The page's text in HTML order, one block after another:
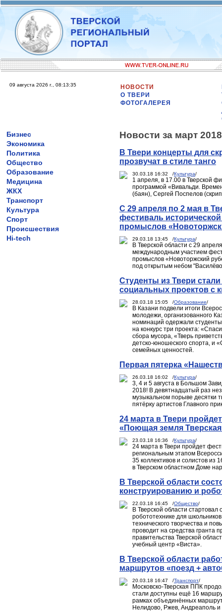
09 августа 2026 г., 08:13:35
НОВОСТИ
О ТВЕРИ
ФОТОГАЛЕРЕЯ
Бизнес
Экономика
Политика
Общество
Образование
Медицина
ЖКХ
Транспорт
Культура
Спорт
Происшествия
Hi-tech
Новости за март
В Твери концерты для
прозвучат в стиле танго
30.03.18 16:32 /Культура/
1 апреля, в 17.00 в Тверской
программой «Вивальди.
(баян), Сергей Поспелов
С 29 апреля по 2 мая в
фестиваль
промыслов
29.03.18 13:45 /Культура/
В Тверской области с 29
международным участием
промыслов «Новоторжский
под открытым небом
Студенты из Твери
социальных проектов с
28.03.18 15:05 /Образование/
В Казани подвели итоги
молодежи, организованного
номинаций одержали
на конкурс три проекта:
сбора мусора, «Тверь
детско-юношеского спорта, и
семейных ценностей.
Первая пятерка
26.03.18 16:02 /Культура/
3, 4 и 5 августа в Большом
2018! В девятнадцатый раз
музыкальном порыве десятки
пятёрку артистов Главного
24 марта в Твери
«Поющая земля
23.03.18 16:36 /Культура/
24 марта в Твери пройдет
региональным этапом
35 коллективов и солистов из
в Тверском областном Доме
В Тверской области
конструированию и
22.03.18 16:45 /Общество/
В Тверской области
робототехнике для
технического творчества и
проводит на средства гранта
правительства Тверской
учебный центр «Виста».
В Тверской области
маршрутов «поезд +
20.03.18 16:47 /Транспорт/
Московско-Тверская ППК
cтали доступны ещё 16
рамках объединённых
Нелидово, Ржев, Андреаполь